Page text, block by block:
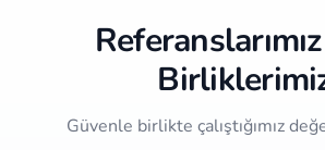
Güvenle birlikte çalıştığımız